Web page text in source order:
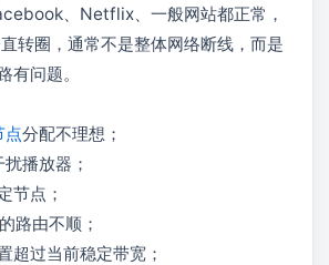
、Netflix、一般网站都正常，
转圈，通常不是整体网络断线，而是
有问题。
点分配不理想；
播放器；
节点；
路由不顺；
超过当前稳定带宽；